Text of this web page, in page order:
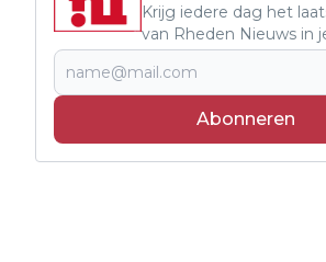
Krijg iedere dag het
van Rheden Nieuws in
Abonneren